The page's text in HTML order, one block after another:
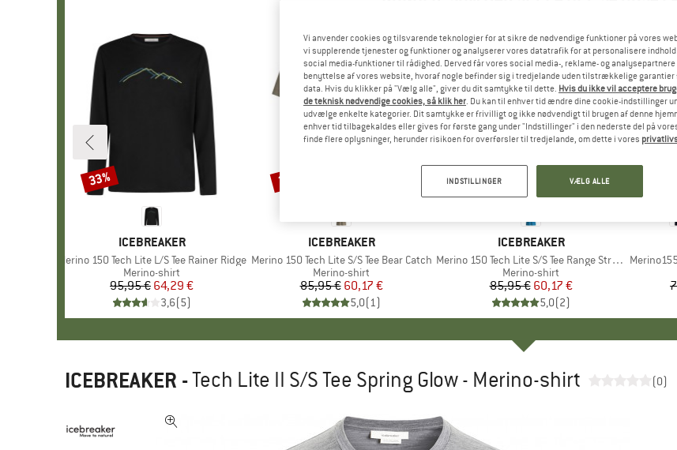
MÆRKE
ICEBREAKER
Artikel
Merino 150 Tech Lite L/S Tee Rainer Ridge
Produktgruppe
Merino-shirt
Pris
95,95 € Nedsat pris
64,29 €
3,6(5)
Rabat
33%
MÆRKE
ICEBREAKER
Artikel
Merino 150 Tech Lite S/S Tee Bear Catch
Produktgruppe
Merino-shirt
Pris
85,95 €Nedsat pris
60,17 €
5,0(1)
Rabat
30%
MÆRKE
ICEBREAKER
Artikel
Merino 150 Tech Lite S/S Tee Range Stripes
Produktgruppe
Merino-shirt
Pris
85,95 €Nedsat pris
60,17 €
5,0(2)
Rabat
30%
Artikel
ICEBREAKER -Tech Lite II S/S Tee Spring Glow - Merino-shirt (0)
Vi anvender cookies og tilsvarende teknologier for at sikre de nødvendige funktioner på vores
vi supplerende tjenester og funktioner og analyserer vores datatrafik for at personalisere
social media-funktioner til rådighed. Derved får vores social media-, reklame- og
benyttelse af vores website, hvoraf nogle befinder sig i tredjelande uden tilstrækkelige
data. Hvis du klikker på "Vælg alle", giver du dit samtykke til dette. Hvis du ikke vil acceptere
de teknisk nødvendige cookies, så klik her. Du kan til enhver tid ændre dine cookie-indstillinger
udvælge enkelte kategorier. Dit samtykke er frivilligt og ikke nødvendigt til brugen af denne
enhver tid tilbagekaldes eller gives for første gang under "Indstillinger" i den nederste del på
finde flere oplysninger, herunder risikoen for overførsler til tredjelande, om dette i vores
INDSTILLINGER VÆLG ALLE